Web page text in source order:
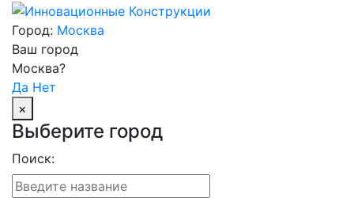
Город: Москва
Ваш город
Москва?
Да Нет
×
Выберите город
Поиск: